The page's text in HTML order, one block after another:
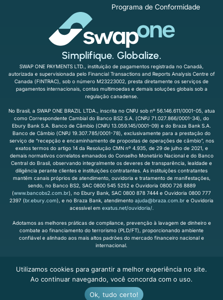
Simplifique. Globalize.
SWAP ONE PAYMENTS LTD., instituição de pagamentos registrada no Canadá,
autorizada e supervisionada pelo Financial Transactions and Reports Analysis Centre of
Canada (FINTRAC), sob o número M23223002, presta diretamente os serviços de
pagamentos internacionais, contas multimoedas e demais soluções globais sob a
regulação canadense.
No Brasil, a SWAP ONE BRAZIL LTDA., inscrita no CNPJ sob nº 56.146.611/0001-05, atua
como Correspondente Cambial do Banco BS2 S.A. (CNPJ 71.027.866/0001-34), do
Ebury Bank S.A. Banco de Câmbio (CNPJ 13.059.145/0001-09) e do Braza Bank S.A.
Banco de Câmbio (CNPJ 19.307.785/0001-78), exclusivamente para a prestação do
serviço de “recepção e encaminhamento de propostas de operações de câmbio”, nos
exatos termos do artigo 14 da Resolução CMN nº 4.935, de 29 de julho de 2021, e
demais normativos correlatos emanados do Conselho Monetário Nacional e do Banco
Central do Brasil, observando integralmente os deveres de transparência, lealdade e
diligência perante clientes e instituições contratantes. As instituições contratantes
mantêm canais próprios de atendimento, ouvidoria e tratamento de manifestações,
sendo, no Banco BS2, SAC 0800 545 5252 e Ouvidoria 0800 726 8889
(www.bancobs2.com.br), no Ebury Bank, SAC 0800 878 7444 e Ouvidoria 0800 777
2397 (br.ebury.com), e no Braza Bank, atendimento ajuda@braza.com.br e Ouvidoria
acessível em exatus.net/ouvidoria/.
Adotamos as melhores práticas de compliance, prevenção à lavagem de dinheiro e
combate ao financiamento do terrorismo (PLD/FT), proporcionando ambiente
confiável e alinhado aos mais altos padrões do mercado financeiro nacional e
internacional.
Programa de Conformidade
2026 | Todos os direitos
Desenvolvido por Jones Lab
Utilizamos cookies para garantir a melhor experiência no site.
Ao continuar navegando, você concorda com o uso.
Ok, tudo certo!